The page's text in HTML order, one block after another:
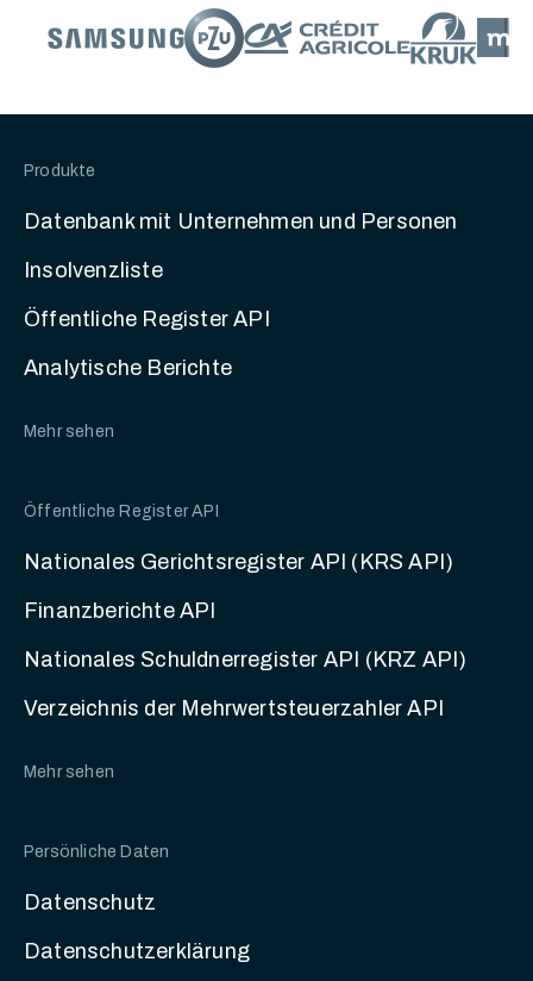
Produkte
Datenbank mit Unternehmen und Personen
Insolvenzliste
Öffentliche Register API
Analytische Berichte
Mehr sehen
Öffentliche Register API
Nationales Gerichtsregister API (KRS API)
Finanzberichte API
Nationales Schuldnerregister API (KRZ API)
Verzeichnis der Mehrwertsteuerzahler API
Mehr sehen
Persönliche Daten
Datenschutz
Datenschutzerklärung